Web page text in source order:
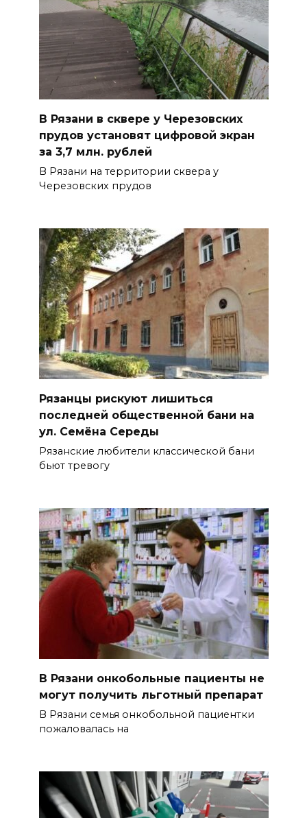
В Рязани в сквере у Черезовских
прудов установят цифровой экран
за 3,7 млн. рублей
В Рязани на территории сквера у
Черезовских прудов
Рязанцы рискуют лишиться
последней общественной бани на
ул. Семёна Середы
Рязанские любители классической бани
бьют тревогу
В Рязани онкобольные пациенты не
могут получить льготный препарат
В Рязани семья онкобольной пациентки
пожаловалась на